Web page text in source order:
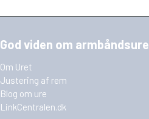
God viden om armbåndsure
Om Uret
Justering af rem
Blog om ure
LinkCentralen.dk